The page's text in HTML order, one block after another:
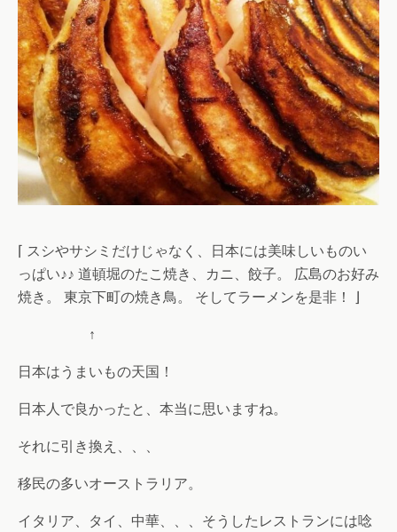
⌈ スシやサシミだけじゃなく、日本には美味しいものい
っぱい♪♪ 道頓堀のたこ焼き、カニ、餃子。 広島のお好み
焼き。 東京下町の焼き鳥。 そしてラーメンを是非！ ⌋
↑
日本はうまいもの天国！
日本人で良かったと、本当に思いますね。
それに引き換え、、、
移民の多いオーストラリア。
イタリア、タイ、中華、、、そうしたレストランには唸